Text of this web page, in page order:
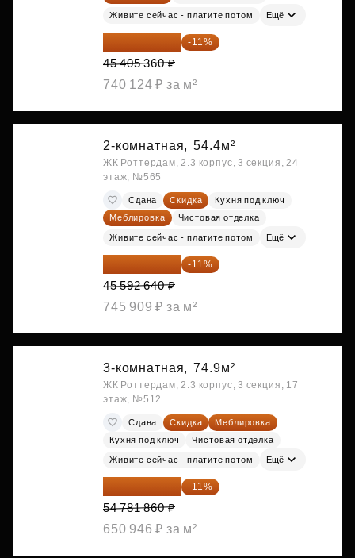
Живите сейчас - платите потом Ещё
40 410 770 ₽ -11%
45 405 360 ₽
740 124 ₽ за м²
2-комнатная, 54.4м²
ЖК Роттердам, 2.3 корпус, 3 секция, 24
этаж, №565
Сдана Скидка
Кухня под ключ
Меблировка
Чистовая отделка
Живите сейчас - платите потом Ещё
40 577 450 ₽ -11%
45 592 640 ₽
745 909 ₽ за м²
3-комнатная, 74.9м²
ЖК Роттердам, 2.3 корпус, 3 секция, 17
этаж, №512
Сдана Скидка
Меблировка
Кухня под ключ
Чистовая отделка
Живите сейчас - платите потом Ещё
48 755 855 ₽ -11%
54 781 860 ₽
650 946 ₽ за м²